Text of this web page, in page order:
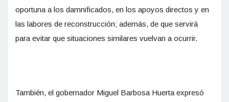
oportuna a los damnificados, en los apoyos directos y en
las labores de reconstrucción; además, de que servirá
para evitar que situaciones similares vuelvan a ocurrir.
También, el gobernador Miguel Barbosa Huerta expresó